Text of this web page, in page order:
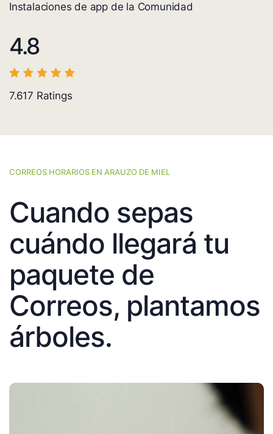
Instalaciones de app de la Comunidad
4.8
7.617 Ratings
CORREOS HORARIOS EN ARAUZO DE MIEL
Cuando sepas
cuándo llegará tu
paquete de
Correos, plantamos
árboles.